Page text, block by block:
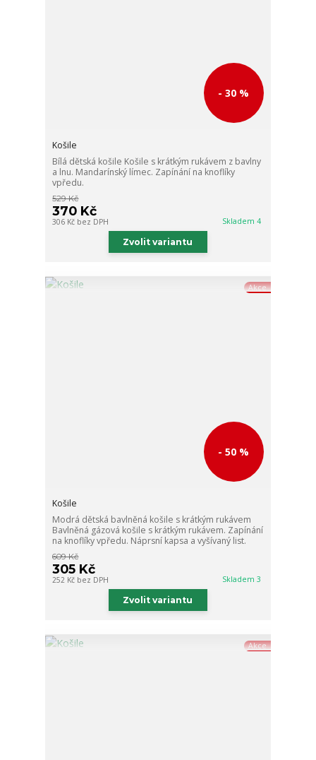
- 30 %
Košile
Bílá dětská košile Košile s krátkým rukávem z bavlny
a lnu. Mandarínský límec. Zapínání na knoflíky
vpředu.
529 Kč
370 Kč
306 Kč bez DPH Skladem 4
Zvolit variantu
Akce
- 50 %
Košile
Modrá dětská bavlněná košile s krátkým rukávem
Bavlněná gázová košile s krátkým rukávem. Zapínání
na knoflíky vpředu. Náprsní kapsa a vyšívaný list.
609 Kč
305 Kč
252 Kč bez DPH Skladem 3
Zvolit variantu
Akce